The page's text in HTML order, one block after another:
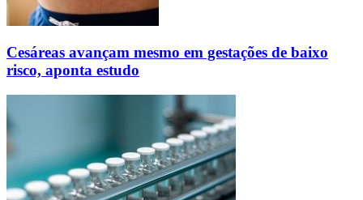
Cesáreas avançam mesmo em gestações de baixo
risco, aponta estudo